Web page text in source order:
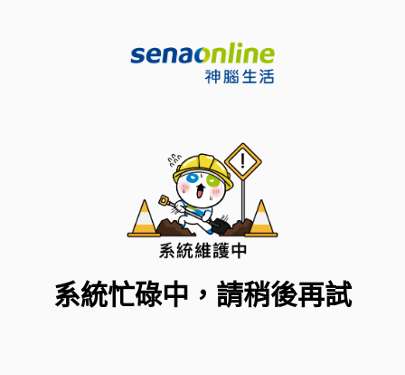
系統忙碌中，請稍後再試